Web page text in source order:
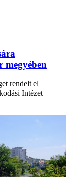
megyében
rendelt el
Intézet